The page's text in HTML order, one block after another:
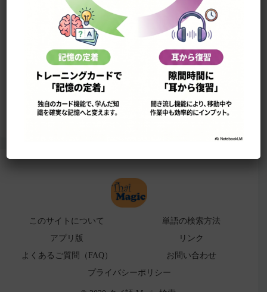
このサイトについて
単語の検索法
ローマ字表
よくある検索ミス！
このサイトについて
単語の検索方法
アプリ版
リンク
よくあるご質問（FAQ）
お問い合わせ
プライバシーポリシー